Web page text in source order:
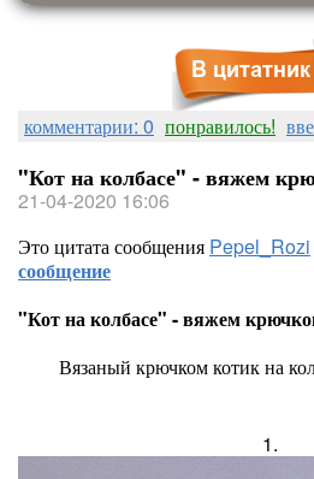
комментарии: 0 понравилось!
"Кот на колбасе" - вяжем
21-04-2020 16:06
Это цитата сообщения Pepel_Rozi
сообщение
"Кот на колбасе" - вяжем
Вязаный крючком котик на
1.